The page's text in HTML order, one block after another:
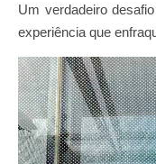
Um verdadeiro
experiência que